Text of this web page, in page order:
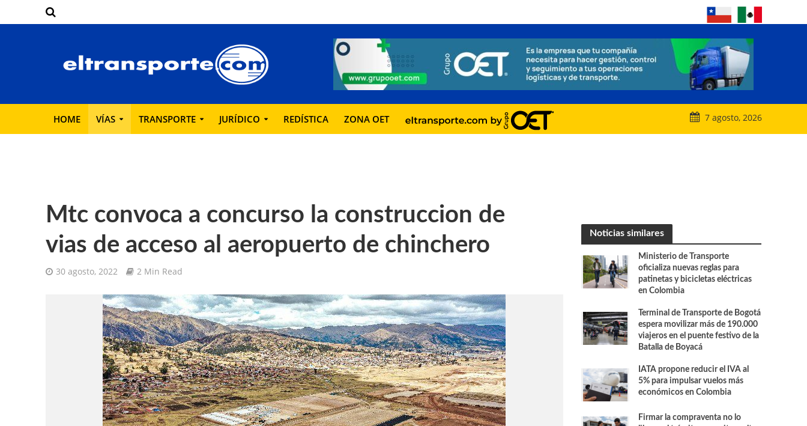
HOME VÍAS TRANSPORTE JURÍDICO REDÍSTICA ZONA OET 7 agosto, 2026
Mtc convoca a concurso la construccion de
vias de acceso al aeropuerto de chinchero
30 agosto, 2022 2 Min Read
Noticias similares
Ministerio de Transporte
oficializa nuevas reglas para
patinetas y bicicletas eléctricas
en Colombia
Terminal de Transporte de Bogotá
espera movilizar más de 190.000
viajeros en el puente festivo de la
Batalla de Boyacá
IATA propone reducir el IVA al
5% para impulsar vuelos más
económicos en Colombia
Firmar la compraventa no lo